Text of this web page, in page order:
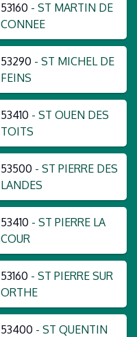
53160 - ST MARTIN DE
CONNEE
53290 - ST MICHEL DE
FEINS
53410 - ST OUEN DES
TOITS
53500 - ST PIERRE DES
LANDES
53410 - ST PIERRE LA
COUR
53160 - ST PIERRE SUR
ORTHE
53400 - ST QUENTIN